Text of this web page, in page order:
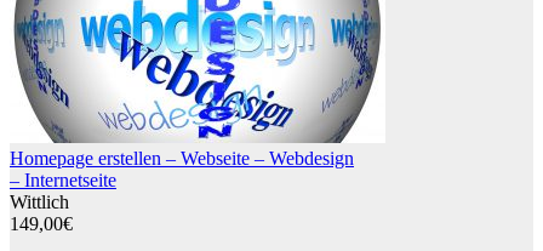
Homepage erstellen – Webseite – Webdesign
– Internetseite
Wittlich
149,00€